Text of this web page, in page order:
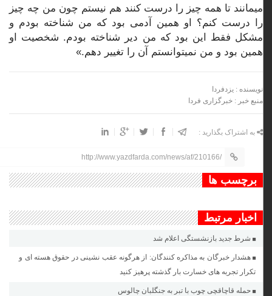
میمانند تا همه چیز را درست کنند هم نیستم چون من چه چیز
را درست کنم؟ او همین آدمی بود که من شناخته بودم و
مشکل فقط این بود که من دیر شناخته بودم. شخصیت او
همین بود و من نمیتوانستم آن را تغییر دهم.»
نویسنده : یزدفردا
منبع خبر : خبرگزاری فردا
به اشتراک بگذارید :
http://www.yazdfarda.com/news/af/210166/
برچسب ها
اخبار مرتبط
شرط جدید بازنشستگی اعلام شد
هشدار خبرگان به مذاکره کنندگان: از هرگونه عقب نشینی در حقوق هسته ای و
تکرار تجربه های خسارت بار گذشته پرهیز کنید
حمله قاچاقچی چوب با تبر به جنگلبان چالوس